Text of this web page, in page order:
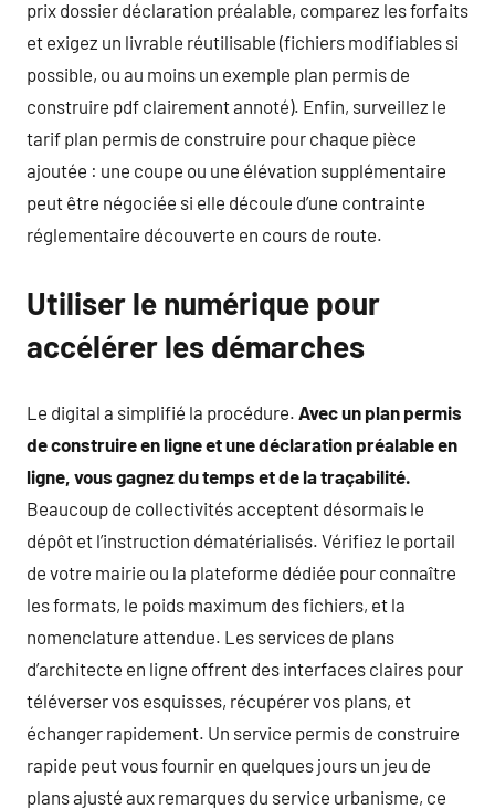
prix dossier déclaration préalable, comparez les forfaits
et exigez un livrable réutilisable (fichiers modifiables si
possible, ou au moins un exemple plan permis de
construire pdf clairement annoté). Enfin, surveillez le
tarif plan permis de construire pour chaque pièce
ajoutée : une coupe ou une élévation supplémentaire
peut être négociée si elle découle d’une contrainte
réglementaire découverte en cours de route.
Utiliser le numérique pour
accélérer les démarches
Le digital a simplifié la procédure. Avec un plan permis
de construire en ligne et une déclaration préalable en
ligne, vous gagnez du temps et de la traçabilité.
Beaucoup de collectivités acceptent désormais le
dépôt et l’instruction dématérialisés. Vérifiez le portail
de votre mairie ou la plateforme dédiée pour connaître
les formats, le poids maximum des fichiers, et la
nomenclature attendue. Les services de plans
d’architecte en ligne offrent des interfaces claires pour
téléverser vos esquisses, récupérer vos plans, et
échanger rapidement. Un service permis de construire
rapide peut vous fournir en quelques jours un jeu de
plans ajusté aux remarques du service urbanisme, ce